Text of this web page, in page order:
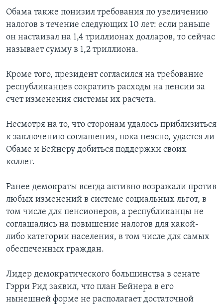
Обама также понизил требования по увеличению
налогов в течение следующих 10 лет: если раньше
он настаивал на 1,4 триллионах долларов, то сейчас
называет сумму в 1,2 триллиона.
Кроме того, президент согласился на требование
республиканцев сократить расходы на пенсии за
счет изменения системы их расчета.
Несмотря на то, что сторонам удалось приблизиться
к заключению соглашения, пока неясно, удастся ли
Обаме и Бейнеру добиться поддержки своих
коллег.
Ранее демократы всегда активно возражали против
любых изменений в системе социальных льгот, в
том числе для пенсионеров, а республиканцы не
соглашались на повышение налогов для какой-
либо категории населения, в том числе для самых
обеспеченных граждан.
Лидер демократического большинства в сенате
Гэрри Рид заявил, что план Бейнера в его
нынешней форме не располагает достаточной